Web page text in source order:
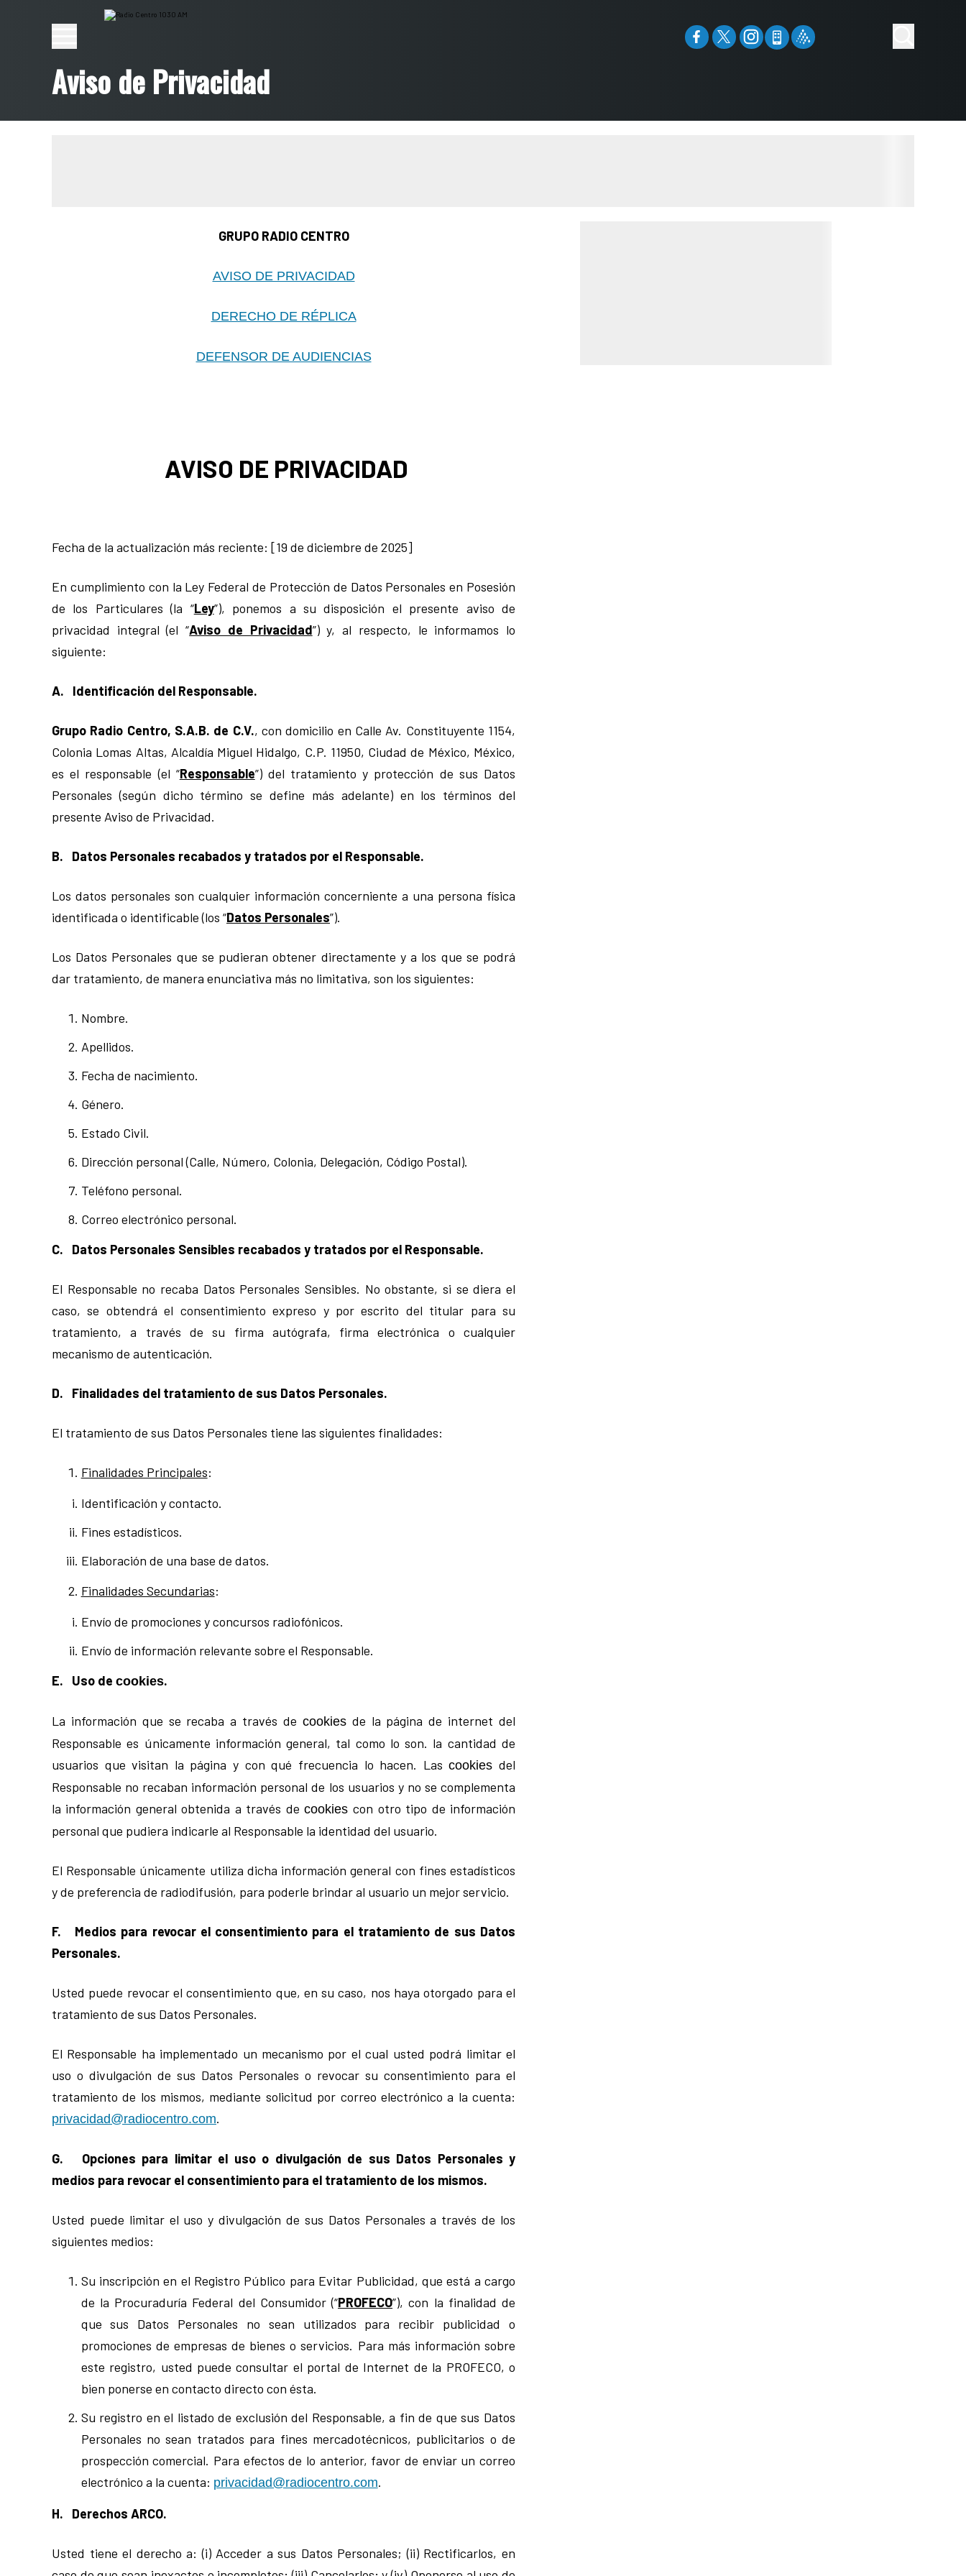
Aviso de Privacidad
GRUPO RADIO CENTRO
AVISO DE PRIVACIDAD
DERECHO DE RÉPLICA
DEFENSOR DE AUDIENCIAS
AVISO DE PRIVACIDAD
Fecha de la actualización más reciente: [19 de diciembre de 2025]
En cumplimiento con la Ley Federal de Protección de Datos Personales en Posesión
de los Particulares (la “Ley”), ponemos a su disposición el presente aviso de
privacidad integral (el “Aviso de Privacidad”) y, al respecto, le informamos lo
siguiente:
A. Identificación del Responsable.
Grupo Radio Centro, S.A.B. de C.V., con domicilio en Calle Av. Constituyente 1154,
Colonia Lomas Altas, Alcaldía Miguel Hidalgo, C.P. 11950, Ciudad de México, México,
es el responsable (el “Responsable”) del tratamiento y protección de sus Datos
Personales (según dicho término se define más adelante) en los términos del
presente Aviso de Privacidad.
B. Datos Personales recabados y tratados por el Responsable.
Los datos personales son cualquier información concerniente a una persona física
identificada o identificable (los “Datos Personales”).
Los Datos Personales que se pudieran obtener directamente y a los que se podrá
dar tratamiento, de manera enunciativa más no limitativa, son los siguientes:
Nombre.
Apellidos.
Fecha de nacimiento.
Género.
Estado Civil.
Dirección personal (Calle, Número, Colonia, Delegación, Código Postal).
Teléfono personal.
Correo electrónico personal.
C. Datos Personales Sensibles recabados y tratados por el Responsable.
El Responsable no recaba Datos Personales Sensibles. No obstante, si se diera el
caso, se obtendrá el consentimiento expreso y por escrito del titular para su
tratamiento, a través de su firma autógrafa, firma electrónica o cualquier
mecanismo de autenticación.
D. Finalidades del tratamiento de sus Datos Personales.
El tratamiento de sus Datos Personales tiene las siguientes finalidades:
Finalidades Principales:
Identificación y contacto.
Fines estadísticos.
Elaboración de una base de datos.
Finalidades Secundarias:
Envío de promociones y concursos radiofónicos.
Envío de información relevante sobre el Responsable.
E. Uso de cookies.
La información que se recaba a través de cookiesde la página de internet del
Responsable es únicamente información general, tal como lo son. la cantidad de
usuarios que visitan la página y con qué frecuencia lo hacen. Lascookies del
Responsable no recaban información personal de los usuarios y no se complementa
la información general obtenida a través de cookiescon otro tipo de información
personal que pudiera indicarle al Responsable la identidad del usuario.
El Responsable únicamente utiliza dicha información general con fines estadísticos
y de preferencia de radiodifusión, para poderle brindar al usuario un mejor servicio.
F. Medios para revocar el consentimiento para el tratamiento de sus Datos
Personales.
Usted puede revocar el consentimiento que, en su caso, nos haya otorgado para el
tratamiento de sus Datos Personales.
El Responsable ha implementado un mecanismo por el cual usted podrá limitar el
uso o divulgación de sus Datos Personales o revocar su consentimiento para el
tratamiento de los mismos, mediante solicitud por correo electrónico a la cuenta:
privacidad@radiocentro.com.
G. Opciones para limitar el uso o divulgación de sus Datos Personales y
medios para revocar el consentimiento para el tratamiento de los mismos.
Usted puede limitar el uso y divulgación de sus Datos Personales a través de los
siguientes medios:
Su inscripción en el Registro Público para Evitar Publicidad, que está a cargo
de la Procuraduría Federal del Consumidor (“PROFECO”), con la finalidad de
que sus Datos Personales no sean utilizados para recibir publicidad o
promociones de empresas de bienes o servicios. Para más información sobre
este registro, usted puede consultar el portal de Internet de la PROFECO, o
bien ponerse en contacto directo con ésta.
Su registro en el listado de exclusión del Responsable, a fin de que sus Datos
Personales no sean tratados para fines mercadotécnicos, publicitarios o de
prospección comercial. Para efectos de lo anterior, favor de enviar un correo
electrónico a la cuenta: privacidad@radiocentro.com.
H. Derechos ARCO.
Usted tiene el derecho a: (i) Acceder a sus Datos Personales; (ii) Rectificarlos, en